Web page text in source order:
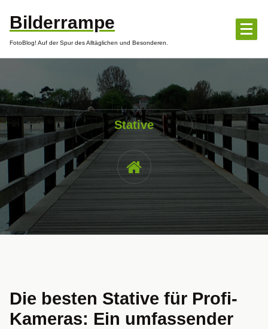
Inhalt
springen
Bilderrampe
FotoBlog! Auf der Spur des Alltäglichen und Besonderen.
Stative
Die besten Stative für Profi-
Kameras: Ein umfassender